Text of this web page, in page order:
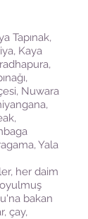
Tapınak,
Kaya
Nuwara
Yala
her daim
bakan
çay,